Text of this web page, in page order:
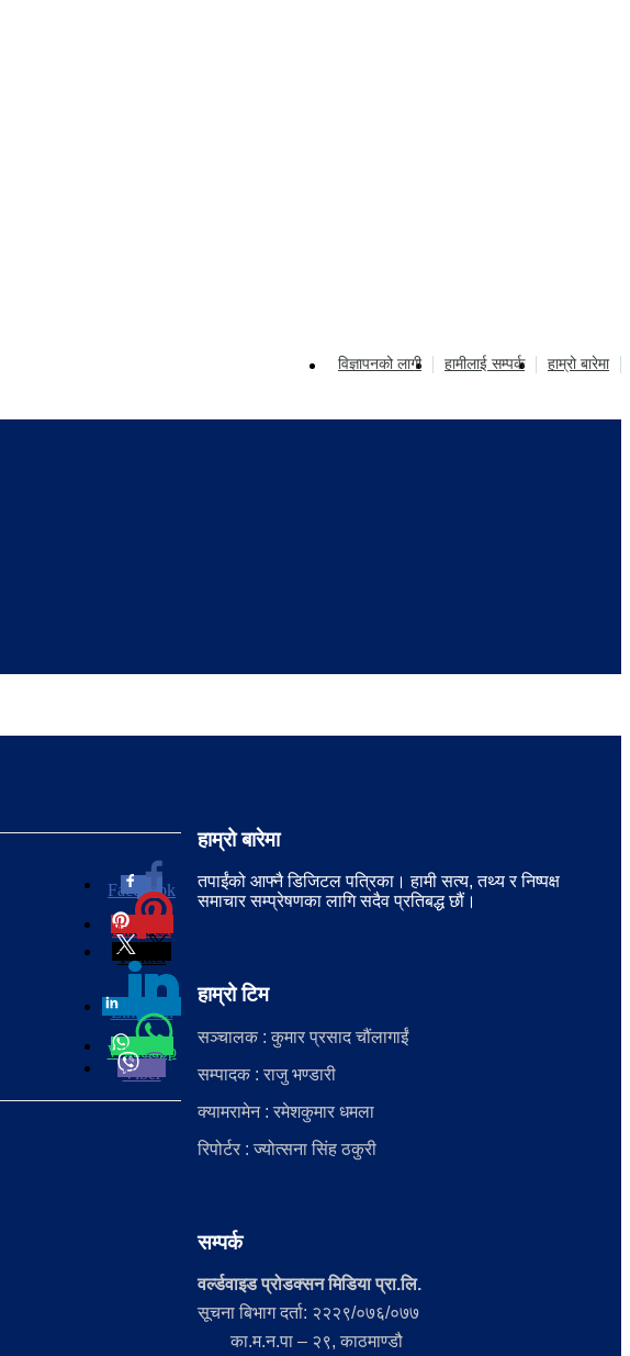
हाम्रो बारेमा
हामीलाई सम्पर्क
विज्ञापनको लागी
Facebook
0
Pinterest
Twitter
Linkedin
0
Whatsapp
Viber
हाम्रो बारेमा
तपाईंको आफ्नै डिजिटल पत्रिका। हामी सत्य, तथ्य र निष्पक्ष
समाचार सम्प्रेषणका लागि सदैव प्रतिबद्ध छौं।
हाम्रो टिम
सञ्चालक : कुमार प्रसाद चौंलागाईं
सम्पादक : राजु भण्डारी
क्यामरामेन : रमेशकुमार धमला
रिपोर्टर : ज्योत्सना सिंह ठकुरी
सम्पर्क
वर्ल्डवाइड प्रोडक्सन मिडिया प्रा.लि.
सूचना बिभाग दर्ता: २२२९/०७६/०७७
का.म.न.पा – २९, काठमाण्डौ